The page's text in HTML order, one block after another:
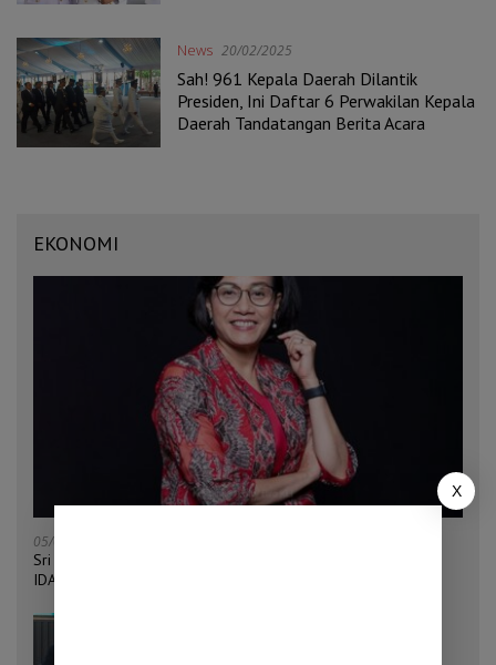
News 20/02/2025
Sah! 961 Kepala Daerah Dilantik
Presiden, Ini Daftar 6 Perwakilan Kepala
Daerah Tandatangan Berita Acara
EKONOMI
05/08/2026
Sri Mulyani Ditunjuk Jadi Ketua Bersama Penggalangan Dana
IDA22 Bank Dunia
X